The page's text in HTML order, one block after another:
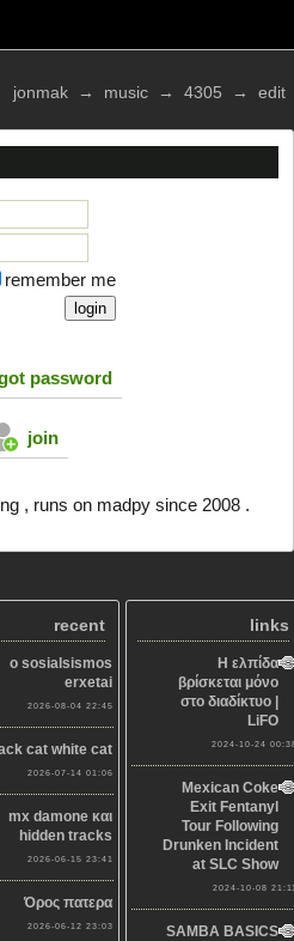
jonmak → music → 4305 → edit
remember me
password
join
, runs on madpy since 2008 .
recent
o sosialsismos
erxetai
2026-08-04 22:45
cat white cat
2026-07-14 01:06
mx damone και
hidden tracks
2026-06-15 23:41
Όρος πατερα
2026-06-12 23:03
links
Η ελπίδα
βρίσκεται μόνο
στο διαδίκτυο |
LiFO
2024-10-24
Mexican Coke
Exit Fentanyl
Tour Following
Drunken Incident
at SLC Show
2024-10-08
SAMBA BASICS